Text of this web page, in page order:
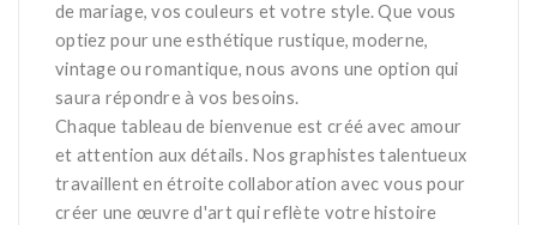
de mariage, vos couleurs et votre style. Que vous
optiez pour une esthétique rustique, moderne,
vintage ou romantique, nous avons une option qui
saura répondre à vos besoins.
Chaque tableau de bienvenue est créé avec amour
et attention aux détails. Nos graphistes talentueux
travaillent en étroite collaboration avec vous pour
créer une œuvre d'art qui reflète votre histoire